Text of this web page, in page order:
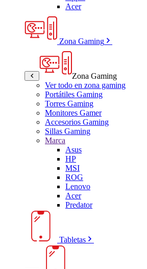
Acer
Zona Gaming
Zona Gaming
Ver todo en zona gaming
Portátiles Gaming
Torres Gaming
Monitores Gamer
Accesorios Gaming
Sillas Gaming
Marca
Asus
HP
MSI
ROG
Lenovo
Acer
Predator
Tabletas